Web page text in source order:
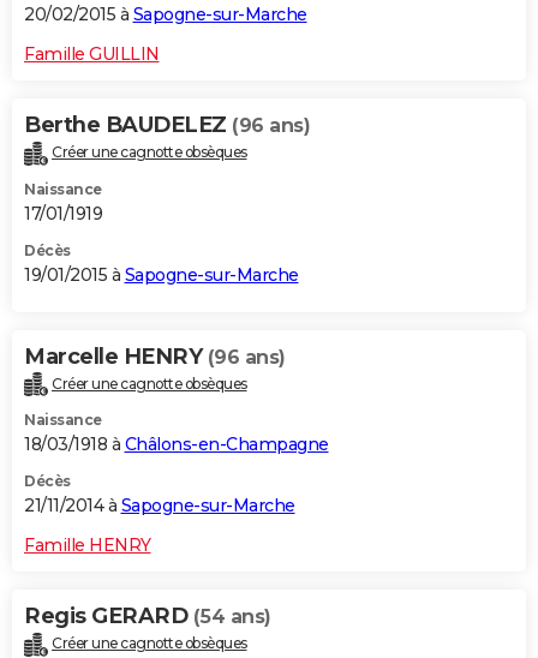
20/02/2015 à Sapogne-sur-Marche
Famille GUILLIN
Berthe BAUDELEZ (96 ans)
Créer une cagnotte obsèques
Naissance
17/01/1919
Décès
19/01/2015 à Sapogne-sur-Marche
Marcelle HENRY (96 ans)
Créer une cagnotte obsèques
Naissance
18/03/1918 à Châlons-en-Champagne
Décès
21/11/2014 à Sapogne-sur-Marche
Famille HENRY
Regis GERARD (54 ans)
Créer une cagnotte obsèques